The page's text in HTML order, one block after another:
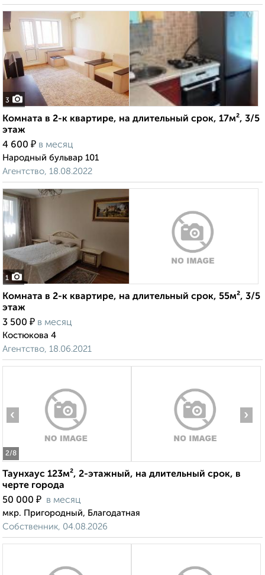
3
Комната в 2-к квартире, на длительный срок, 17м², 3/5
этаж
4 600 ₽ в месяц
Народный бульвар 101
Агентство, 18.08.2022
1
Комната в 2-к квартире, на длительный срок, 55м², 3/5
этаж
3 500 ₽ в месяц
Костюкова 4
Агентство, 18.06.2021
2/8
‹ ›
Таунхаус 123м², 2-этажный, на длительный срок, в
черте города
50 000 ₽ в месяц
мкр. Пригородный, Благодатная
Собственник, 04.08.2026